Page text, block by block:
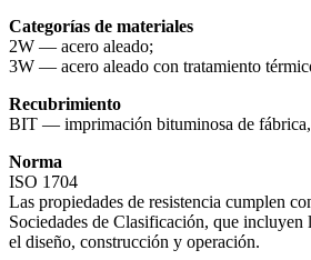
Categorías de materiales
2W — acero aleado;
3W — acero aleado con tratamiento
Recubrimiento
BIT — imprimación bituminosa de
Norma
ISO 1704
Las propiedades de resistencia cumplen
Sociedades de Clasificación, que incluyen
el diseño, construcción y operación.